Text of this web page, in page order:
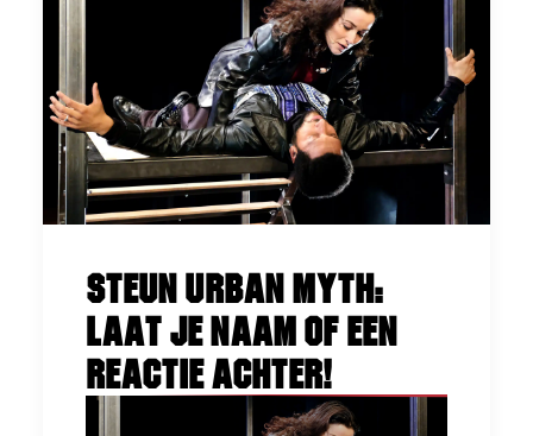
Steun Urban Myth:
Laat je naam of een
reactie achter!